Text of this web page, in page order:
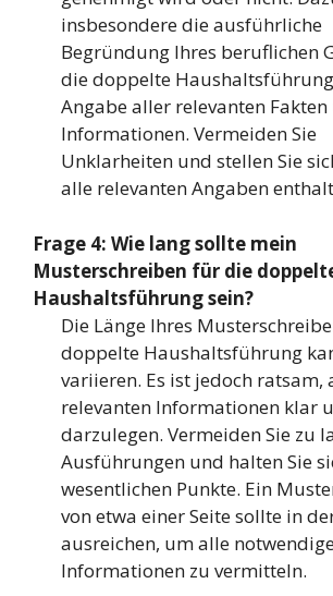
insbesondere die ausführliche
Begründung Ihres beruflichen
die doppelte
Angabe aller relevanten
Informationen. Vermeiden Sie
Unklarheiten und stellen Sie
alle relevanten Angaben
Frage 4: Wie lang sollte mein
Musterschreiben für die
Haushaltsführung sein?
Die Länge Ihres
doppelte Haushaltsführung
variieren. Es ist jedoch ratsam,
relevanten Informationen klar
darzulegen. Vermeiden Sie zu
Ausführungen und halten Sie
wesentlichen Punkte. Ein
von etwa einer Seite sollte in
ausreichen, um alle
Informationen zu vermitteln.